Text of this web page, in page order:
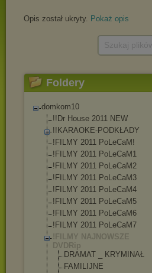
Opis został ukryty. Pokaż opis
Foldery
domkom10
!!Dr House 2011 NEW
!!KARAOKE-PODKŁADY
!FILMY 2011 PoLeCaM!
!FILMY 2011 PoLeCaM1
!FILMY 2011 PoLeCaM2
!FILMY 2011 PoLeCaM3
!FILMY 2011 PoLeCaM4
!FILMY 2011 PoLeCaM5
!FILMY 2011 PoLeCaM6
!FILMY 2011 PoLeCaM7
!FILMY NAJNOWSZE
DVDRip
DRAMAT _ KRYMINAŁ
FAMILIJNE